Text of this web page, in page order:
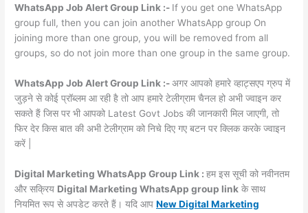
WhatsApp Job Alert Group Link :- If you get one WhatsApp
group full, then you can join another WhatsApp group On
joining more than one group, you will be removed from all
groups, so do not join more than one group in the same group.
WhatsApp Job Alert Group Link :-अगर आपको हमारे व्हाट्सएप ग्रुप में
जुड़ने से कोई प्रॉब्लम आ रही है तो आप हमारे टेलीग्राम चैनल हो अभी ज्वाइन कर
सकते हैं जिस पर भी आपको Latest Govt Jobs की जानकारी मिल जाएगी, तो
फिर देर किस बात की अभी टेलीग्राम को निचे दिए गए बटन पर क्लिक करके ज्वाइन
करें |
Digital Marketing WhatsApp Group Link :हम इस सूची को नवीनतम
और सक्रिय Digital Marketing WhatsApp group link के साथ
नियमित रूप से अपडेट करते हैं। यदि आपNew Digital Marketing